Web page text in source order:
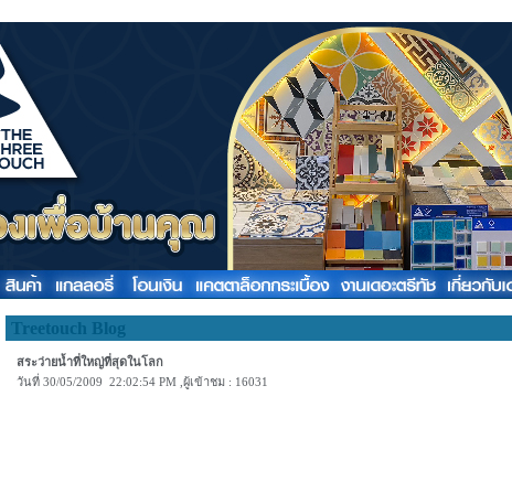
Treetouch Blog
สระว่ายน้ำที่ใหญ่ที่สุดในโลก
วันที่ 30/05/2009 22:02:54 PM ,ผู้เข้าชม : 16031